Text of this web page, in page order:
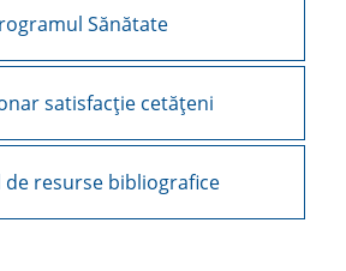
Sănătate
satisfacție cetățeni
de resurse bibliografice